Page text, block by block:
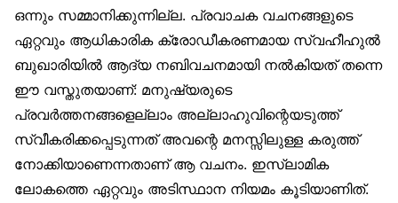
ഒന്നും സമ്മാനിക്കുന്നില്ല. പ്രവാചക വചനങ്ങളുടെ
ഏറ്റവും ആധികാരിക ക്രോഡീകരണമായ സ്വഹീഹുൽ
ബുഖാരിയിൽ ആദ്യ നബിവചനമായി നൽകിയത് തന്നെ
ഈ വസ്തുതയാണ്: മനുഷ്യരുടെ
പ്രവർത്തനങ്ങളെല്ലാം അല്ലാഹുവിന്റെയടുത്ത്
സ്വീകരിക്കപ്പെടുന്നത് അവന്റെ മനസ്സിലുള്ള കരുത്ത്
നോക്കിയാണെന്നതാണ് ആ വചനം. ഇസ്‌ലാമിക
ലോകത്തെ ഏറ്റവും അടിസ്ഥാന നിയമം കൂടിയാണിത്.